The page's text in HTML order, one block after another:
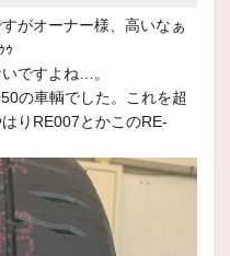
がオーナー様、高いなぁ
ｩ
ですよね…。
の車輌でした。これを超
りRE007とかこのRE-